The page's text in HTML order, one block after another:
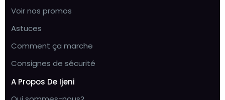
Voir nos promos
Astuces
Comment ça marche
Consignes de sécurité
A Propos De Ijeni